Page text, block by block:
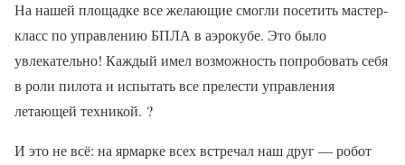
На нашей площадке все желающие смогли посетить мастер-
класс по управлению БПЛА в аэрокубе. Это было
увлекательно! Каждый имел возможность попробовать себя
в роли пилота и испытать все прелести управления
летающей техникой. ?
И это не всё: на ярмарке всех встречал наш друг — робот